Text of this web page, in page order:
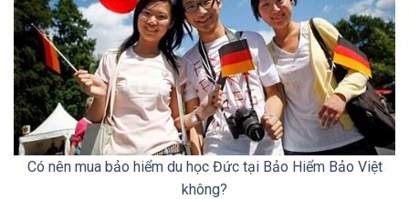
Có nên mua bảo hiểm du học Đức tại Bảo Hiểm Bảo Việt
không?